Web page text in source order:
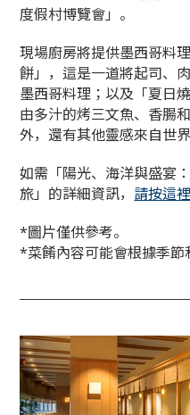
度假村博覽會」。
現場廚房將提供墨西哥料
餅」，這是一道將起司、
墨西哥料理；以及「夏日
由多汁的烤三文魚、香腸
外，還有其他靈感來自世
如需「陽光、海洋與盛宴
旅」的詳細資訊， 請按這裡
*圖片僅供參考。
*菜餚內容可能會根據季節